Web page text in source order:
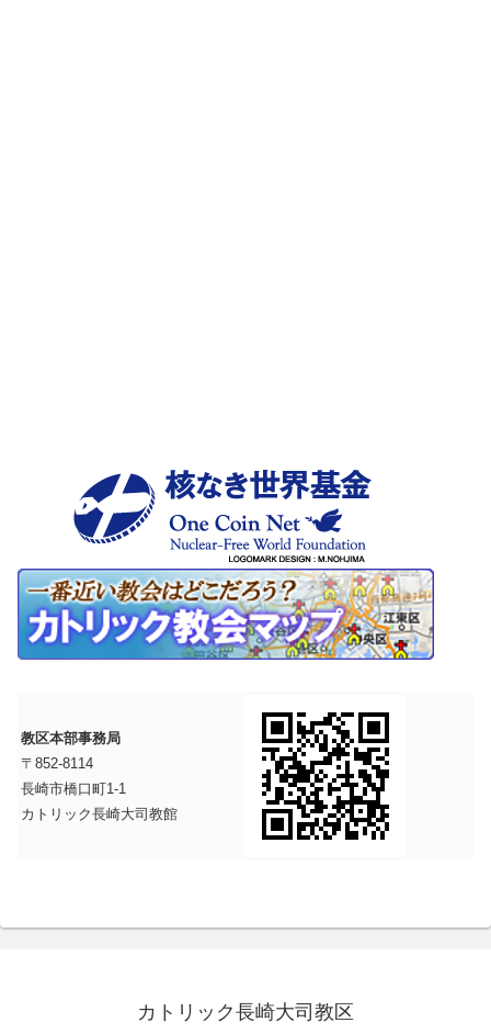
教区本部事務局
〒852-8114
長崎市橋口町1-1
カトリック長崎大司教館
カトリック長崎大司教区